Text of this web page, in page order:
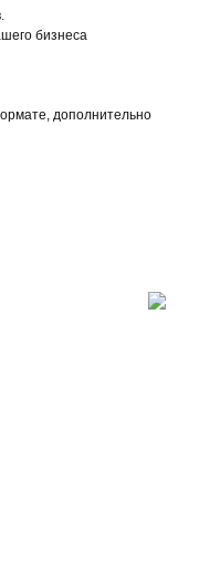
бизнеса
дополнительно